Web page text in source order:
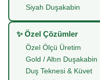
Siyah Duşakabin
✨ Özel Çözümler
Özel Ölçü Üretim
Gold / Altın Duşakabin
Duş Teknesi & Küvet